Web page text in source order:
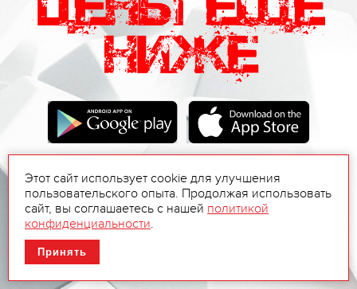
Этот сайт использует cookie для улучшения
пользовательского опыта. Продолжая использовать
сайт, вы соглашаетесь с нашей политикой
конфиденциальности.
Принять